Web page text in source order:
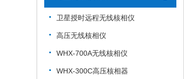
卫星授时远程无线核相仪
高压无线核相仪
WHX-700A无线核相仪
WHX-300C高压核相器